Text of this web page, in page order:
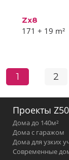
Zx8
171 + 19 m²
1 2
Проекты
Дома до 140м²
Дома с гаражом
Дома для узких
Современные